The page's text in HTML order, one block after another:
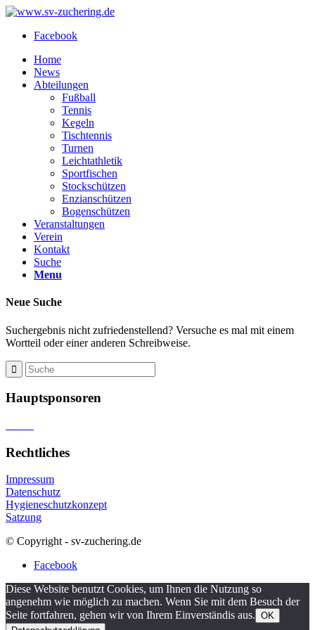
Facebook
Home
News
Abteilungen
Fußball
Tennis
Kegeln
Tischtennis
Turnen
Leichtathletik
Sportfischen
Stockschützen
Enzianschützen
Bogenschützen
Veranstaltungen
Verein
Kontakt
Suche
Menu
Neue Suche
Suchergebnis nicht zufriedenstellend? Versuche es mal mit einem
Wortteil oder einer anderen Schreibweise.
Hauptsponsoren
Rechtliches
Impressum
Datenschutz
Hygieneschutzkonzept
Satzung
© Copyright - sv-zuchering.de
Facebook
Diese Website benutzt Cookies, um Ihnen die Nutzung so
angenehm wie möglich zu machen. Wenn Sie mit dem Besuch der
Seite fortfahren, gehen wir von Ihrem Einverständis aus. OK